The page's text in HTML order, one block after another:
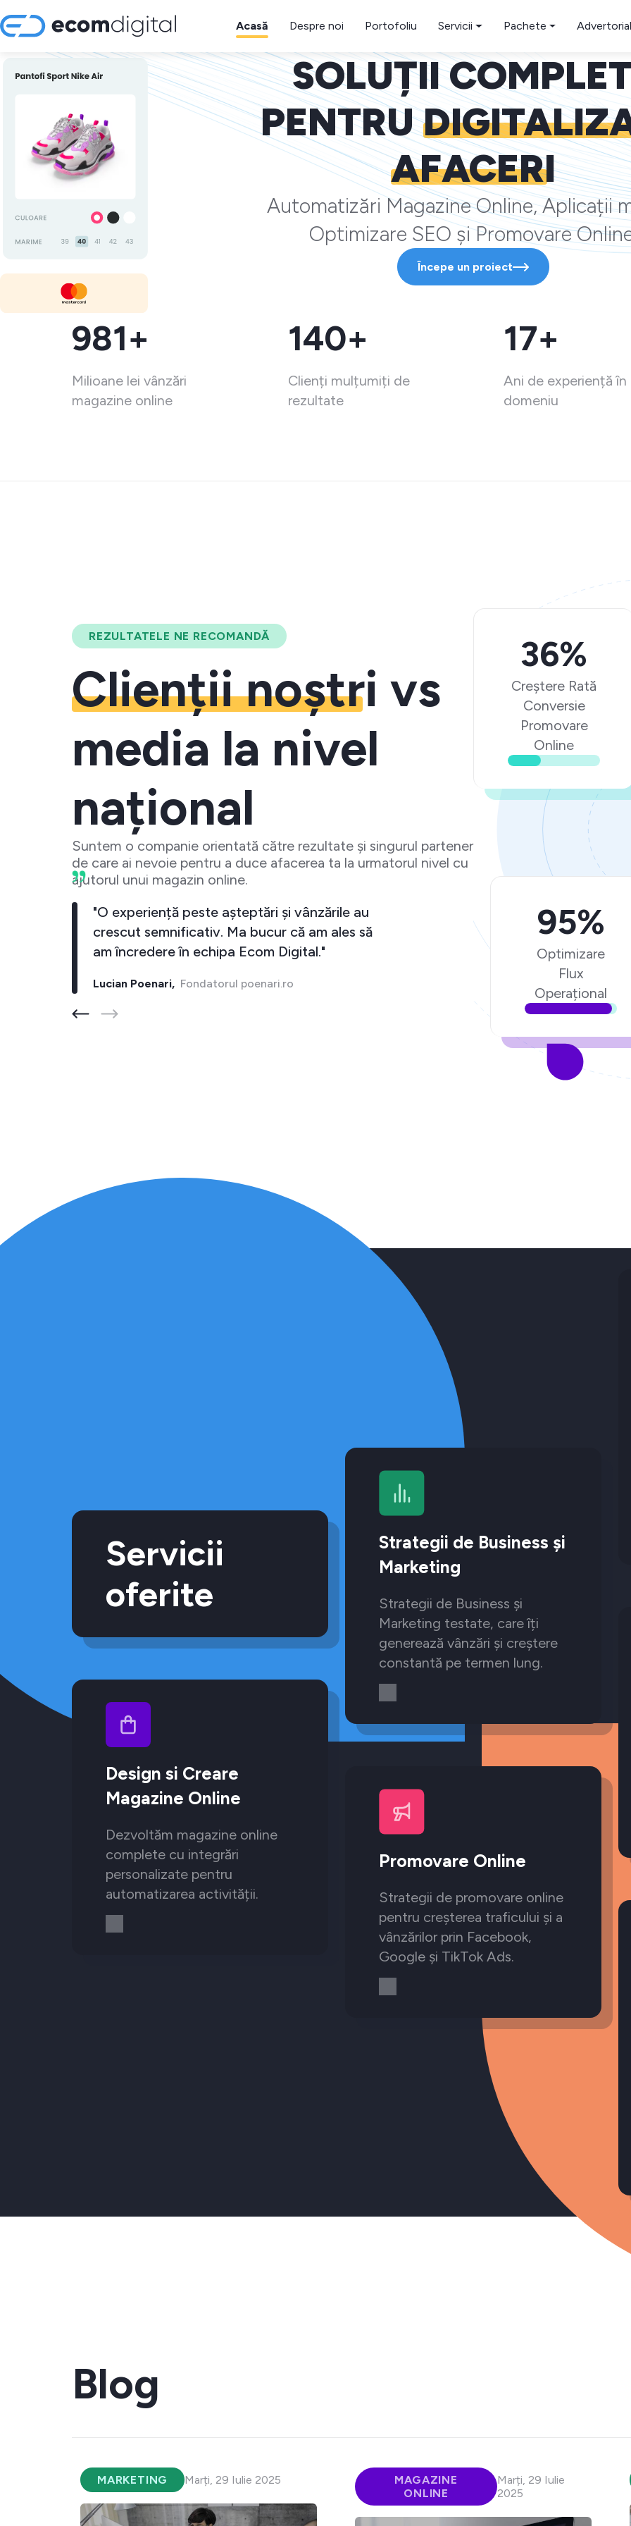
Acasă Despre noi Portofoliu Servicii Pachete
SOLUȚII
PENTRU
AFACERI
Automatizări Magazine Online, Aplicații
Optimizare SEO și Promovare
Începe un proiect
981+
Milioane lei vânzări
magazine online
140+
Clienți mulțumiți de
rezultate
17+
Ani de experiență în
domeniu
REZULTATELE NE RECOMANDĂ
Clienții noștri vs
media la nivel
național
Suntem o companie orientată către rezultate și singurul partener
de care ai nevoie pentru a duce afacerea ta la urmatorul nivel cu
ajutorul unui magazin online.
"O experiență peste așteptări și vânzările au
crescut semnificativ. Ma bucur că am ales să
am încredere în echipa Ecom Digital."
Lucian Poenari,Fondatorul poenari.ro
36%
Creștere Rată
Conversie
Promovare
Online
95%
Optimizare
Flux
Operațional
Servicii
oferite
Design si Creare
Magazine Online
Dezvoltăm magazine online
complete cu integrări
personalizate pentru
automatizarea activității.
Strategii de Business și
Marketing
Strategii de Business și
Marketing testate, care îți
generează vânzări și creștere
constantă pe termen lung.
Promovare Online
Strategii de promovare online
pentru creșterea traficului și a
vânzărilor prin Facebook,
Google și TikTok Ads.
Blog
MARKETING Marți, 29 Iulie 2025
MAGAZINE
ONLINE
Marți, 29 Iulie
2025